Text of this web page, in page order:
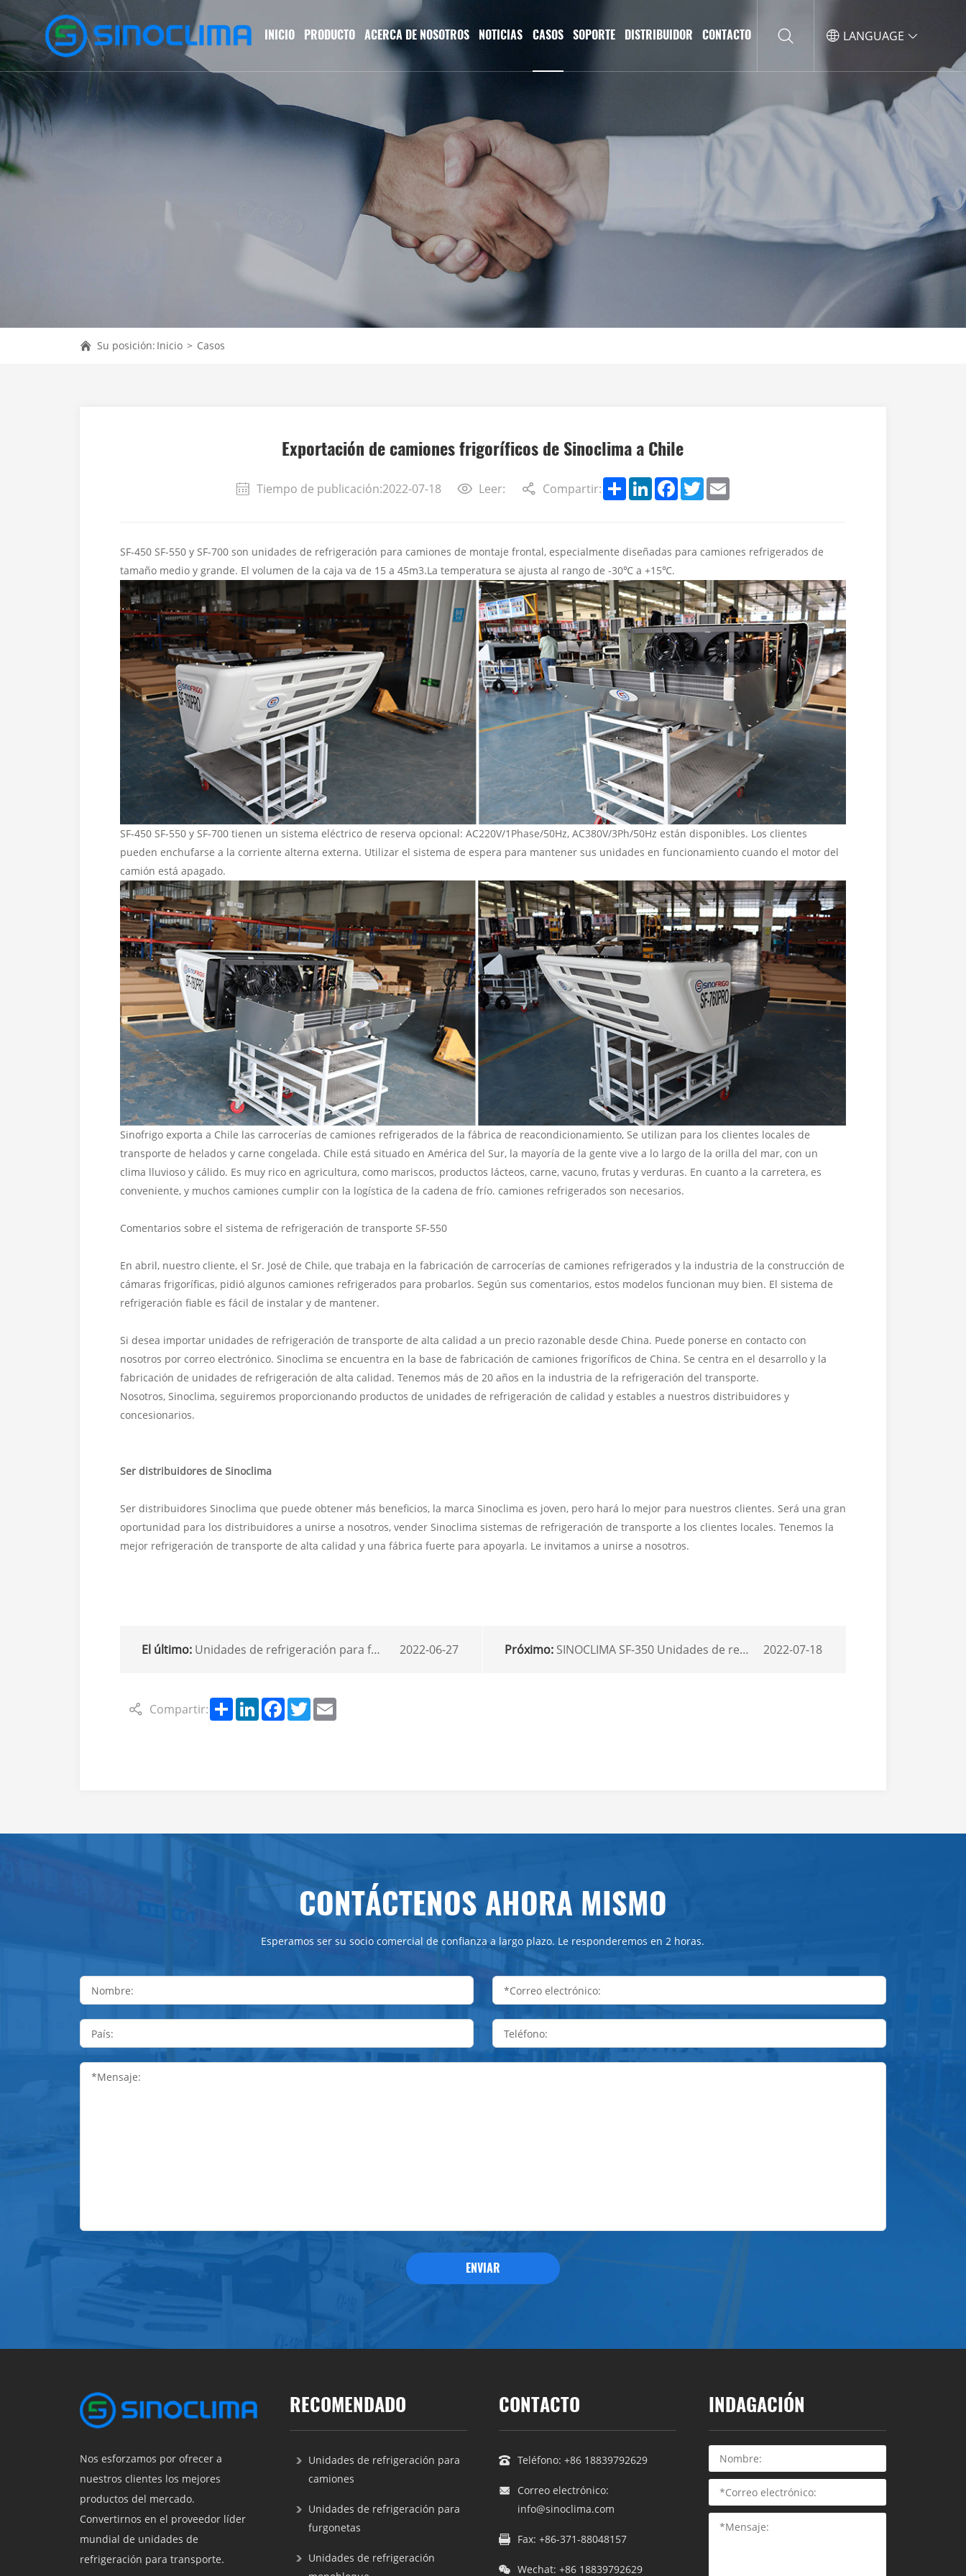
INICIO PRODUCTO ACERCA DE NOSOTROS NOTICIAS CASOS SOPORTE DISTRIBUIDOR CONTACTO LANGUAGE
Su posición: Inicio > Casos
Exportación de camiones frigoríficos de Sinoclima a Chile
Tiempo de publicación:2022-07-18 Leer: Compartir: ShareLinkedInFacebook
TwitterEmail
SF-450 SF-550 y SF-700 son unidades de refrigeración para camiones de montaje frontal, especialmente diseñadas para camiones refrigerados de
tamaño medio y grande. El volumen de la caja va de 15 a 45m3.La temperatura se ajusta al rango de -30℃ a +15℃.
SF-450 SF-550 y SF-700 tienen un sistema eléctrico de reserva opcional: AC220V/1Phase/50Hz, AC380V/3Ph/50Hz están disponibles. Los clientes
pueden enchufarse a la corriente alterna externa. Utilizar el sistema de espera para mantener sus unidades en funcionamiento cuando el motor del
camión está apagado.
Sinofrigo exporta a Chile las carrocerías de camiones refrigerados de la fábrica de reacondicionamiento, Se utilizan para los clientes locales de
transporte de helados y carne congelada. Chile está situado en América del Sur, la mayoría de la gente vive a lo largo de la orilla del mar, con un
clima lluvioso y cálido. Es muy rico en agricultura, como mariscos, productos lácteos, carne, vacuno, frutas y verduras. En cuanto a la carretera, es
conveniente, y muchos camiones cumplir con la logística de la cadena de frío. camiones refrigerados son necesarios.
Comentarios sobre el sistema de refrigeración de transporte SF-550
En abril, nuestro cliente, el Sr. José de Chile, que trabaja en la fabricación de carrocerías de camiones refrigerados y la industria de la construcción de
cámaras frigoríficas, pidió algunos camiones refrigerados para probarlos. Según sus comentarios, estos modelos funcionan muy bien. El sistema de
refrigeración fiable es fácil de instalar y de mantener.
Si desea importar unidades de refrigeración de transporte de alta calidad a un precio razonable desde China. Puede ponerse en contacto con
nosotros por correo electrónico. Sinoclima se encuentra en la base de fabricación de camiones frigoríficos de China. Se centra en el desarrollo y la
fabricación de unidades de refrigeración de alta calidad. Tenemos más de 20 años en la industria de la refrigeración del transporte.
Nosotros, Sinoclima, seguiremos proporcionando productos de unidades de refrigeración de calidad y estables a nuestros distribuidores y
concesionarios.
Ser distribuidores de Sinoclima
Ser distribuidores Sinoclima que puede obtener más beneficios, la marca Sinoclima es joven, pero hará lo mejor para nuestros clientes. Será una gran
oportunidad para los distribuidores a unirse a nosotros, vender Sinoclima sistemas de refrigeración de transporte a los clientes locales. Tenemos la
mejor refrigeración de transporte de alta calidad y una fábrica fuerte para apoyarla. Le invitamos a unirse a nosotros.
El último: Unidades de refrigeración para furgonetas Sinoclima vendidas a Kazajistán 2022-06-27 Próximo: SINOCLIMA SF-350 Unidades de refrigeración de transporte para la venta de exportación a Sudáfrica 2022-07-18
Compartir: ShareLinkedInFacebook
TwitterEmail
CONTÁCTENOS AHORA MISMO
Esperamos ser su socio comercial de confianza a largo plazo. Le responderemos en 2 horas.
ENVIAR
Nos esforzamos por ofrecer a
nuestros clientes los mejores
productos del mercado.
Convertirnos en el proveedor líder
mundial de unidades de
refrigeración para transporte.
RECOMENDADO
Unidades de refrigeración para
camiones
Unidades de refrigeración para
furgonetas
Unidades de refrigeración
CONTACTO
Teléfono:+86 18839792629
Correo electrónico:
info@sinoclima.com
Fax: +86-371-88048157
Wechat: +86 18839792629
INDAGACIÓN